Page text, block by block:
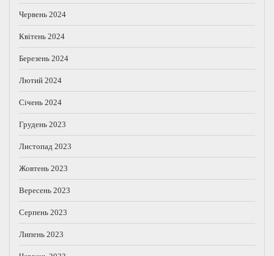
Червень 2024
Квітень 2024
Березень 2024
Лютий 2024
Січень 2024
Грудень 2023
Листопад 2023
Жовтень 2023
Вересень 2023
Серпень 2023
Липень 2023